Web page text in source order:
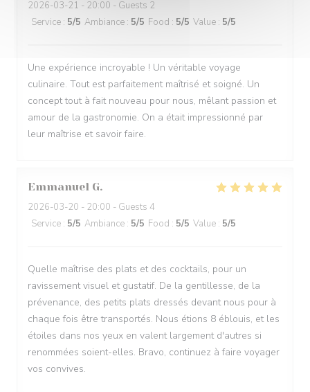
2026-03-21 - 20:00 - Guests 2
Service : 5/5 Ambiance : 5/5 Food : 5/5 Value : 5/5
Une expérience incroyable ! Un véritable voyage
culinaire. Tout est parfaitement maîtrisé et soigné. Un
concept tout à fait nouveau pour nous, mêlant passion et
amour de la gastronomie. On a était impressionné par
leur maîtrise et savoir faire.
Emmanuel G
2026-03-20 - 20:00 - Guests 4
Service : 5/5 Ambiance : 5/5 Food : 5/5 Value : 5/5
Quelle maîtrise des plats et des cocktails, pour un
ravissement visuel et gustatif. De la gentillesse, de la
prévenance, des petits plats dressés devant nous pour à
chaque fois être transportés. Nous étions 8 éblouis, et les
étoiles dans nos yeux en valent largement d'autres si
renommées soient-elles. Bravo, continuez à faire voyager
vos convives.